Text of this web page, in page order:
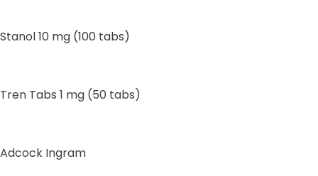
Stanol 10 mg (100 tabs)
Tren Tabs 1 mg (50 tabs)
Adcock Ingram